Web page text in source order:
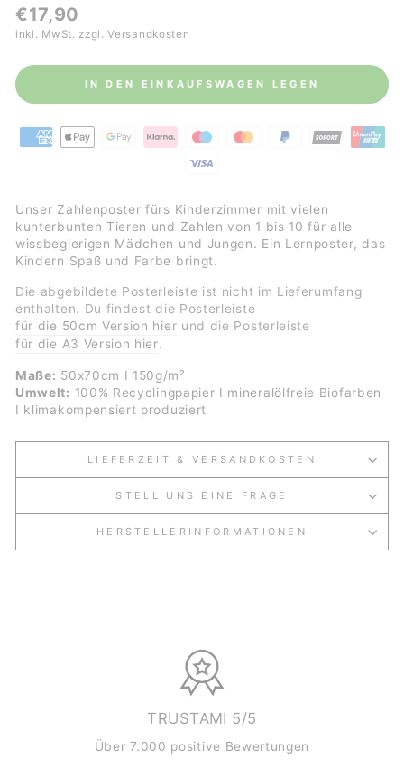
Normaler
€17,90
inkl. MwSt. zzgl.Versandkosten
IN DEN EINKAUFSWAGEN LEGEN
Unser Zahlenposter fürs Kinderzimmer mit vielen
kunterbunten Tieren und Zahlen von 1 bis 10 für alle
wissbegierigen Mädchen und Jungen. Ein Lernposter, das
Kindern Spaß und Farbe bringt.
Die abgebildete Posterleiste ist nicht im Lieferumfang
enthalten. Du findest die Posterleiste
für die 50cm Version hier und die Posterleiste
für die A3 Version hier.
Maße: 50x70cm I 150g/m²
Umwelt: 100% Recyclingpapier I mineralölfreie Biofarben
I klimakompensiert produziert
LIEFERZEIT & VERSANDKOSTEN
STELL UNS EINE FRAGE
HERSTELLERINFORMATIONEN
TRUSTAMI 5/5
Über 7.000 positive Bewertungen